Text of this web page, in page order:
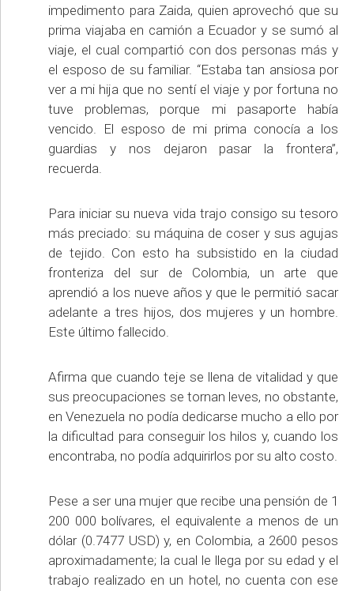
impedimento para Zaida, quien aprovechó que su
prima viajaba en camión a Ecuador y se sumó al
viaje, el cual compartió con dos personas más y
el esposo de su familiar. “Estaba tan ansiosa por
ver a mi hija que no sentí el viaje y por fortuna no
tuve problemas, porque mi pasaporte había
vencido. El esposo de mi prima conocía a los
guardias y nos dejaron pasar la frontera”,
recuerda.
Para iniciar su nueva vida trajo consigo su tesoro
más preciado: su máquina de coser y sus agujas
de tejido. Con esto ha subsistido en la ciudad
fronteriza del sur de Colombia, un arte que
aprendió a los nueve años y que le permitió sacar
adelante a tres hijos, dos mujeres y un hombre.
Este último fallecido.
Afirma que cuando teje se llena de vitalidad y que
sus preocupaciones se tornan leves, no obstante,
en Venezuela no podía dedicarse mucho a ello por
la dificultad para conseguir los hilos y, cuando los
encontraba, no podía adquirirlos por su alto costo.
Pese a ser una mujer que recibe una pensión de 1
200 000 bolívares, el equivalente a menos de un
dólar (0.7477 USD) y, en Colombia, a 2600 pesos
aproximadamente; la cual le llega por su edad y el
trabajo realizado en un hotel, no cuenta con ese